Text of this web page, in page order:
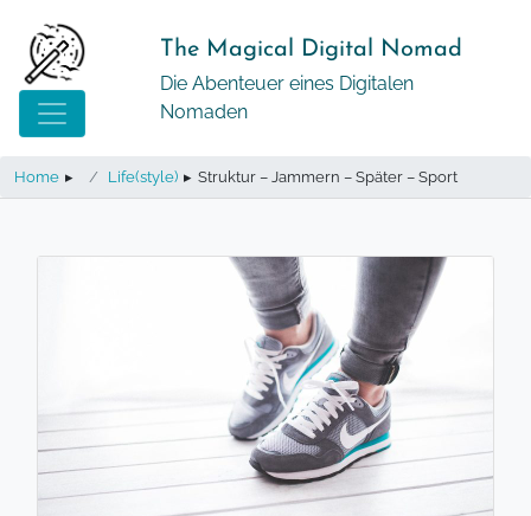
zum
Inhalt
The Magical Digital Nomad
Die Abenteuer eines Digitalen
Nomaden
Home ▸ Life(style) ▸ Struktur – Jammern – Später – Sport